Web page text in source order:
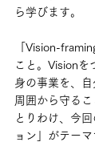
ら学びます。
「Vision-
こと。Visionを
身の事業を、自
周囲から守るこ
とりわけ、今
ョン」がテー